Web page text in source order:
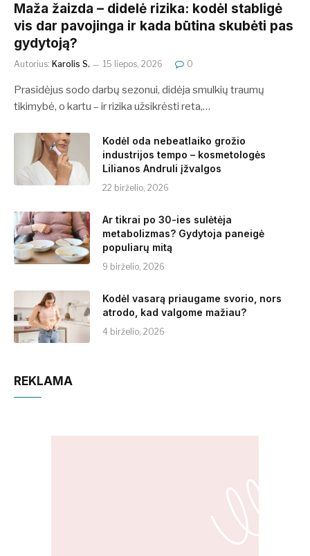
​​Maža žaizda – didelė rizika: kodėl stabligė
vis dar pavojinga ir kada būtina skubėti pas
gydytoją?
Autorius: Karolis S. 15 liepos, 2026 0
Prasidėjus sodo darbų sezonui, didėja smulkių traumų
tikimybė, o kartu – ir rizika užsikrėsti reta,…
Kodėl oda nebeatlaiko grožio
industrijos tempo – kosmetologės
Lilianos Andruli įžvalgos
22 birželio, 2026
Ar tikrai po 30-ies sulėtėja
metabolizmas? Gydytoja paneigė
populiarų mitą
9 birželio, 2026
Kodėl vasarą priaugame svorio, nors
atrodo, kad valgome mažiau?
4 birželio, 2026
REKLAMA